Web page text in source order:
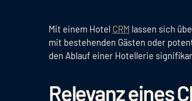
Mit einem Hotel CRM lassen sich
mit bestehenden Gästen oder
den Ablauf einer Hotellerie
Relevanz eines